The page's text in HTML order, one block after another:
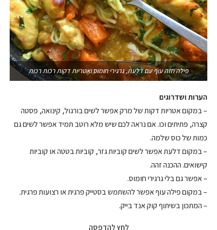
פילה חזה עוף עם דלעת, גרגירי חומוס ואטריות דקות רכות רכות
הערות ושדרוגים
– במקום אטריות דקות של מרק אפשר לשים בורגול, קינואה, פסטה
קצרה, פתיתים וכו. אם נראה לכם שיש מלא רוטב תמיד אפשר לשים גם
כמות של כוס שלמה.
– במקום דלעת אפשר לשים קוביות גזר, קוביות בטטה או קוביות
קישואים. ההכנה זהה.
– אפשר גם בלי גרגירי חומוס.
– במקום פילה עוף אפשר להשתמש בסטייק פרגית או רצועות פרגית.
– המתכון בשיתוף קוק אנד בייק.
לחץ להדפסה